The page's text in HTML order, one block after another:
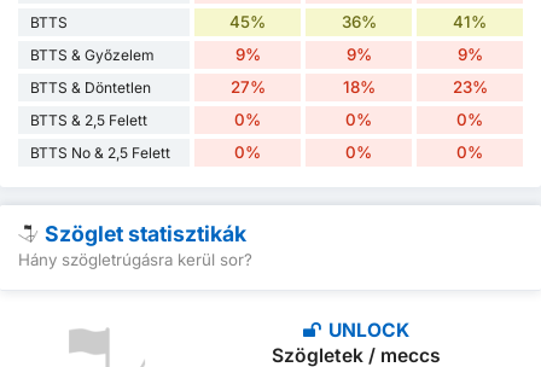
BTTS 45% 36% 41%
BTTS & Győzelem 9% 9% 9%
BTTS & Döntetlen 27% 18% 23%
BTTS & 2,5 Felett 0% 0% 0%
BTTS No & 2,5 Felett 0% 0% 0%
Szöglet statisztikák
Hány szögletrúgásra kerül sor?
UNLOCK
Szögletek / meccs